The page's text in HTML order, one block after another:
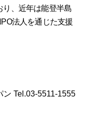
り、近年は能登半島
法人を通じた支援
Tel.03-5511-1555